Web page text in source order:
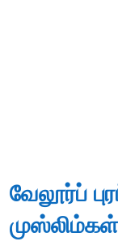
வேலூர்ப்
முஸ்லிம்கள்